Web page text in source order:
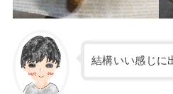
結構いい感じに